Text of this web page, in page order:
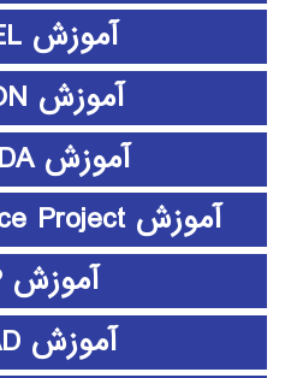
آموزش LISREL
آموزش LUMION
آموزش MAXQDA
آموزش Microsoft Office Project
آموزش PHP
آموزش PSCAD